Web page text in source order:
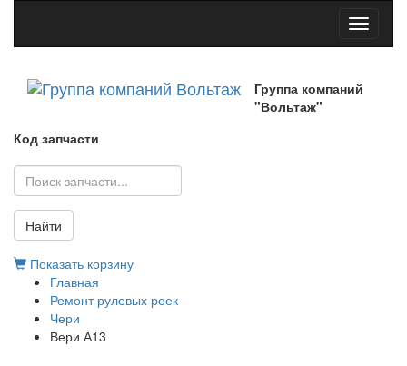
Toggle
Группа компаний
"Вольтаж"
Код запчасти
Найти
Показать корзину
Главная
Ремонт рулевых реек
Чери
Вери А13